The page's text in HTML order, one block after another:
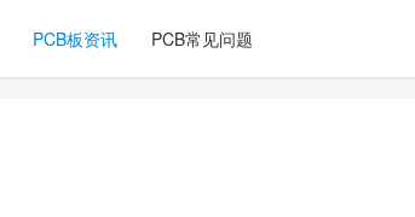
PCB板资讯 PCB常见问题